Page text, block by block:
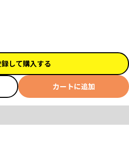
して購入する
カートに追加